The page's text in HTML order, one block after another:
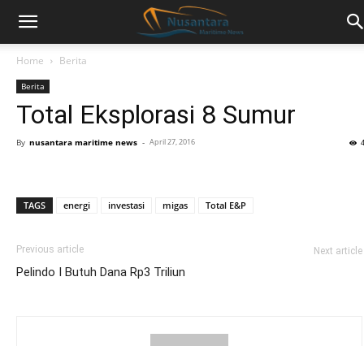
Home Berita
Berita
Total Eksplorasi 8 Sumur
By nusantara maritime news - April 27, 2016
TAGS energi investasi migas Total E&P
Previous article
Pelindo I Butuh Dana Rp3 Triliun
Next article